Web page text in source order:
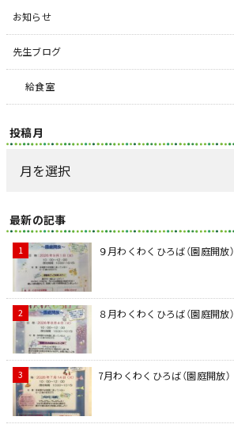
お知らせ
先生ブログ
給食室
投稿月
最新の記事
９月わくわくひろば（園庭開放）
８月わくわくひろば（園庭開放）
7月わくわくひろば（園庭開放）